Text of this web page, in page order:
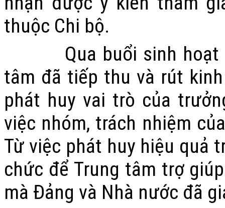
thuộc Chi bộ.
Qua buổi sinh hoạt
tâm đã tiếp thu và rút
phát huy vai trò của
việc nhóm, trách nhiệm
Từ việc phát huy hiệu quả
chức để Trung tâm trợ
mà Đảng và Nhà nước đã